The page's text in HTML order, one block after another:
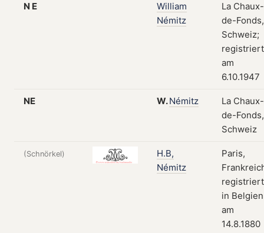
N E
William
Némitz
La Chaux-
de-Fonds,
Schweiz;
registriert
am
6.10.1947
NE W.Némitz
La Chaux-
de-Fonds,
Schweiz
(Schnörkel)
H.B,
Némitz
Paris,
registriert
in Belgien
am
14.8.1880